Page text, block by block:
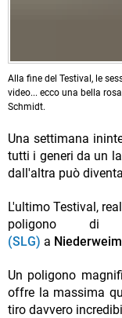
Alla fine del Testival, le
video... ecco una bella
Schmidt.
Una settimana
tutti i generi da un
dall'altra può
L'ultimo Testival,
poligono
(SLG) a
Un poligono
offre la massima
tiro davvero